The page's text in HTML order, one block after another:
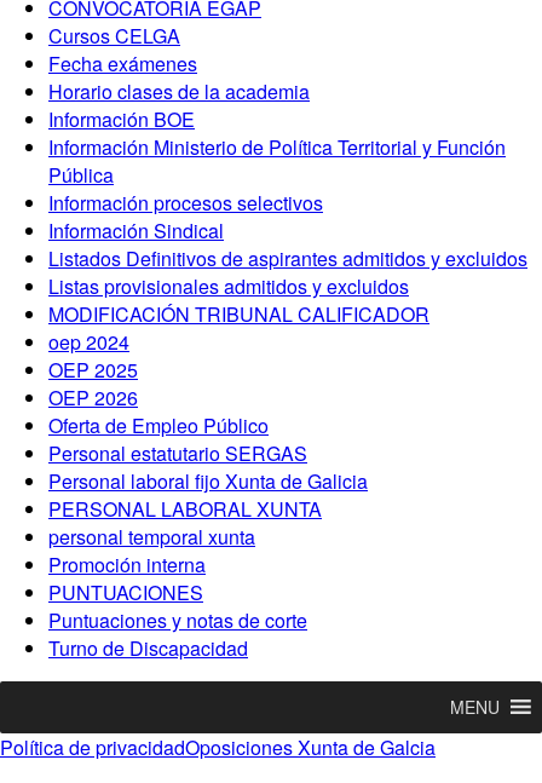
CONVOCATORIA EGAP
Cursos CELGA
Fecha exámenes
Horario clases de la academia
Información BOE
Información Ministerio de Política Territorial y Función
Pública
Información procesos selectivos
Información Sindical
Listados Definitivos de aspirantes admitidos y excluidos
Listas provisionales admitidos y excluidos
MODIFICACIÓN TRIBUNAL CALIFICADOR
oep 2024
OEP 2025
OEP 2026
Oferta de Empleo Público
Personal estatutario SERGAS
Personal laboral fijo Xunta de Galicia
PERSONAL LABORAL XUNTA
personal temporal xunta
Promoción interna
PUNTUACIONES
Puntuaciones y notas de corte
Turno de Discapacidad
MENU
Política de privacidadOposiciones Xunta de Galcia